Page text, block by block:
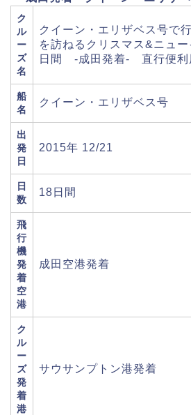
ク
ル
ー
ズ
名
クイーン・エリザベス号
を訪ねるクリスマス&ニュ
日間 -成田発着- 直行便利
船
名
クイーン・エリザベス号
出
発
日
2015年 12/21
日
数
18日間
飛
行
機
発
着
空
港
成田空港発着
ク
ル
ー
ズ
発
着
港
サウサンプトン港発着